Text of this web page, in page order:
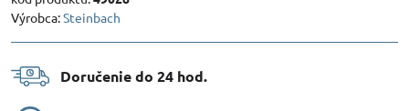
Výrobca:Steinbach
Doručenie do 24 hod​.